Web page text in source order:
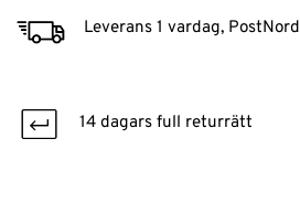
Leverans 1 vardag, PostNord
14 dagars full returrätt